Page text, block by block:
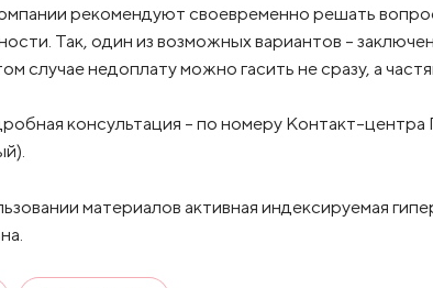
рекомендуют своевременно решать
Так, один из возможных вариантов –
случае недоплату можно гасить не сразу, а
консультация – по номеру Контакт-
материалов активная индексируемая